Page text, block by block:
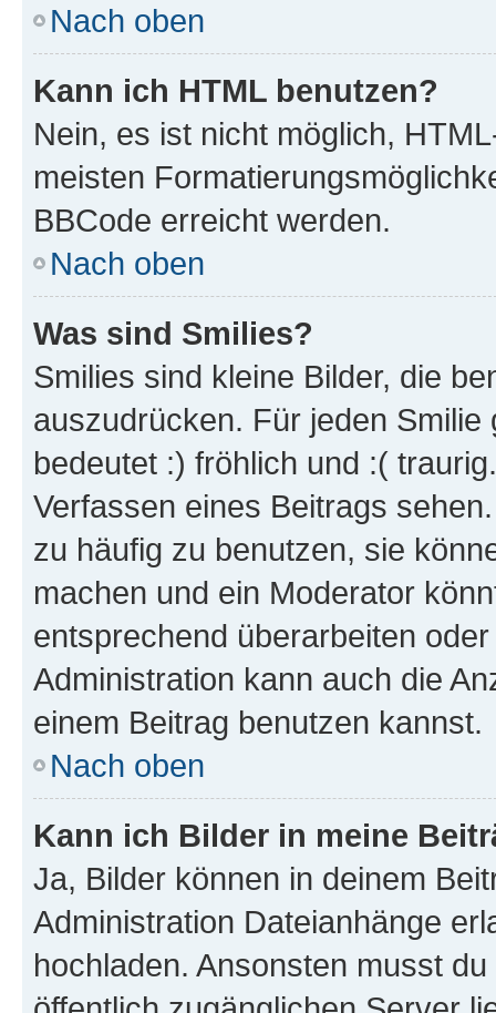
Nach oben
Kann ich HTML benutzen?
Nein, es ist nicht möglich,
meisten
BBCode erreicht werden.
Nach oben
Was sind Smilies?
Smilies sind kleine Bilder, die
auszudrücken. Für jeden
bedeutet :) fröhlich und :(
Verfassen eines Beitrags
zu häufig zu benutzen, sie
machen und ein Moderator
entsprechend überarbeiten
Administration kann auch die
einem Beitrag benutzen kannst.
Nach oben
Kann ich Bilder in meine
Ja, Bilder können in deinem
Administration Dateianhänge
hochladen. Ansonsten musst